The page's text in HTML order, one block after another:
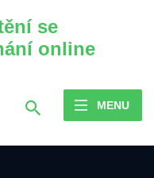
se
online
MENU